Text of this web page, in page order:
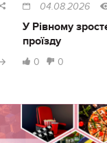
04.08.2026
У Рівному
проїзду
0 0